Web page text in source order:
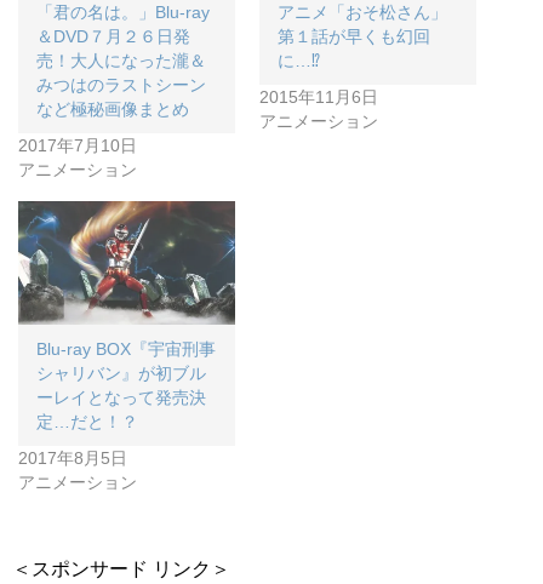
「君の名は。」Blu-ray
＆DVD７月２６日発
売！大人になった瀧＆
みつはのラストシーン
など極秘画像まとめ
2017年7月10日
アニメーション
アニメ「おそ松さん」
第１話が早くも幻回
に…⁉︎
2015年11月6日
アニメーション
Blu-ray BOX『宇宙刑事
シャリバン』が初ブル
ーレイとなって発売決
定…だと！？
2017年8月5日
アニメーション
＜スポンサード リンク＞